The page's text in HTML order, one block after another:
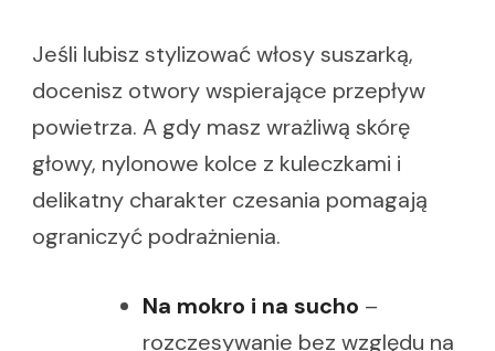
Jeśli lubisz stylizować włosy suszarką,
docenisz otwory wspierające przepływ
powietrza. A gdy masz wrażliwą skórę
głowy, nylonowe kolce z kuleczkami i
delikatny charakter czesania pomagają
ograniczyć podrażnienia.
Na mokro i na sucho –
rozczesywanie bez względu na